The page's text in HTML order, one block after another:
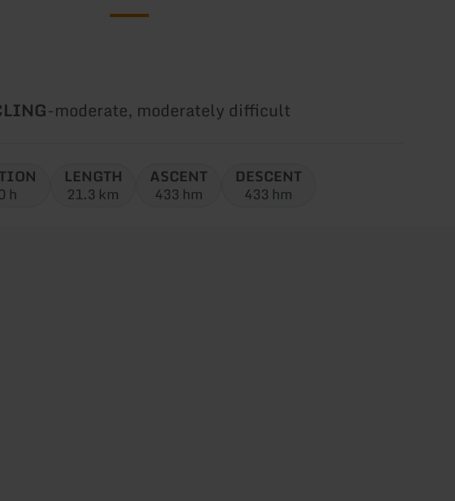
-Difficulty:
moderate, moderately difficult
h
LENGTH
21.3 km
ASCENT
433 hm
DESCENT
433 hm